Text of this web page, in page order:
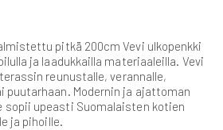
pitkä 200cm Vevi ulkopenkki
ja laadukkailla materiaaleilla. Vevi
reunustalle, verannalle,
puutarhaan. Modernin ja ajattoman
sopii upeasti Suomalaisten kotien
ja pihoille.